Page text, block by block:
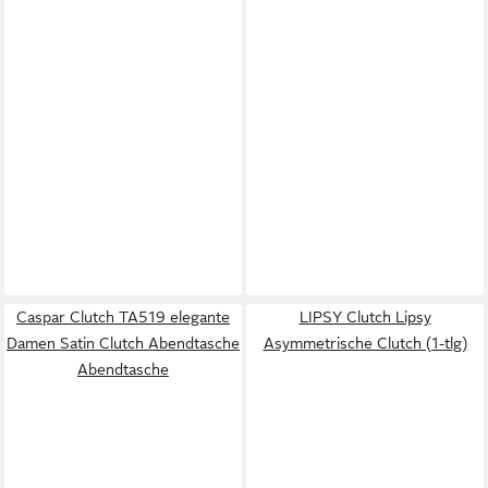
Caspar Clutch TA519 elegante
Damen Satin Clutch Abendtasche
Abendtasche
LIPSY Clutch Lipsy
Asymmetrische Clutch (1-tlg)